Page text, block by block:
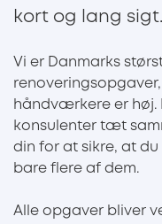
kort og lang sigt.
Vi er Danmarks
håndværkere er høj.
konsulenter tæt
din for at sikre, at
bare flere af dem.
Alle opgaver bliver